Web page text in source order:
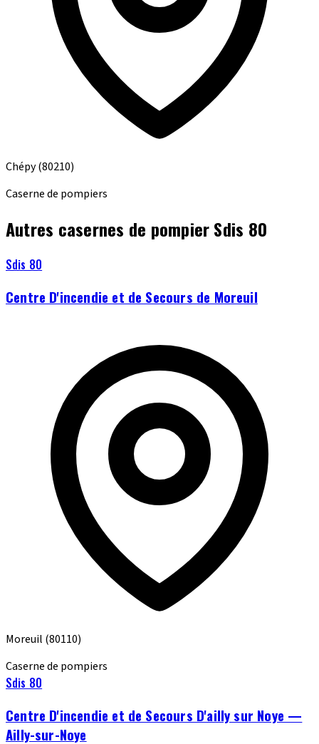
Chépy(80210)
Caserne de pompiers
Autres casernes de pompier Sdis 80
Sdis 80
Centre D'incendie et de Secours de Moreuil
Moreuil (80110)
Caserne de pompiers
Sdis 80
Centre D'incendie et de Secours D'ailly sur Noye —
Ailly-sur-Noye